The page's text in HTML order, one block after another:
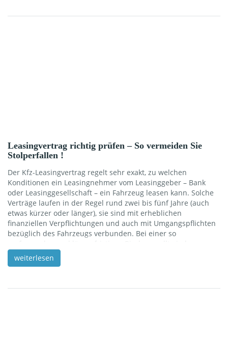
Leasingvertrag richtig prüfen – So vermeiden Sie
Stolperfallen !
Der Kfz-Leasingvertrag regelt sehr exakt, zu welchen
Konditionen ein Leasingnehmer vom Leasinggeber – Bank
oder Leasinggesellschaft – ein Fahrzeug leasen kann. Solche
Verträge laufen in der Regel rund zwei bis fünf Jahre (auch
etwas kürzer oder länger), sie sind mit erheblichen
finanziellen Verpflichtungen und auch mit Umgangspflichten
bezüglich des Fahrzeugs verbunden. Bei einer so
umfassenden und längerfristigen Bindung sollte jeder
Leasingnehmer den Vertrag vorab sehr genau prüfen. Wenn
es zu Missverständnissen oder gar zu juristischen
weiterlesen